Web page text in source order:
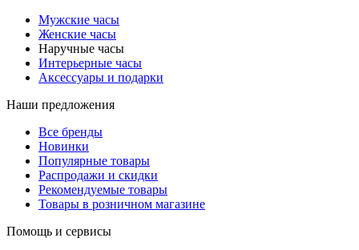
Мужские часы
Женские часы
Наручные часы
Интерьерные часы
Аксессуары и подарки
Наши предложения
Все бренды
Новинки
Популярные товары
Распродажи и скидки
Рекомендуемые товары
Товары в розничном магазине
Помощь и сервисы